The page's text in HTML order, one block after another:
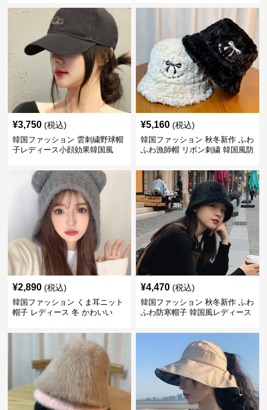
¥3,750 (税込)
韓国ファッション 雲刺繍野球帽
子レディース小顔効果韓国風
¥5,160 (税込)
韓国ファッション 秋冬新作 ふわ
ふわ漁師帽 リボン刺繍 韓国風防
¥2,890 (税込)
韓国ファッション くま耳ニット
帽子 レディース 冬 かわいい
¥4,470 (税込)
韓国ファッション 秋冬新作 ふわ
ふわ防寒帽子 韓国風レディース